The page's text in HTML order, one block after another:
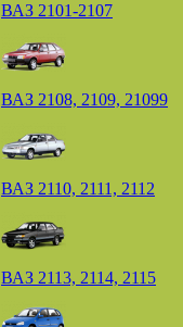
ВАЗ 2101-2107
ВАЗ 2108, 2109, 21099
ВАЗ 2110, 2111, 2112
ВАЗ 2113, 2114, 2115